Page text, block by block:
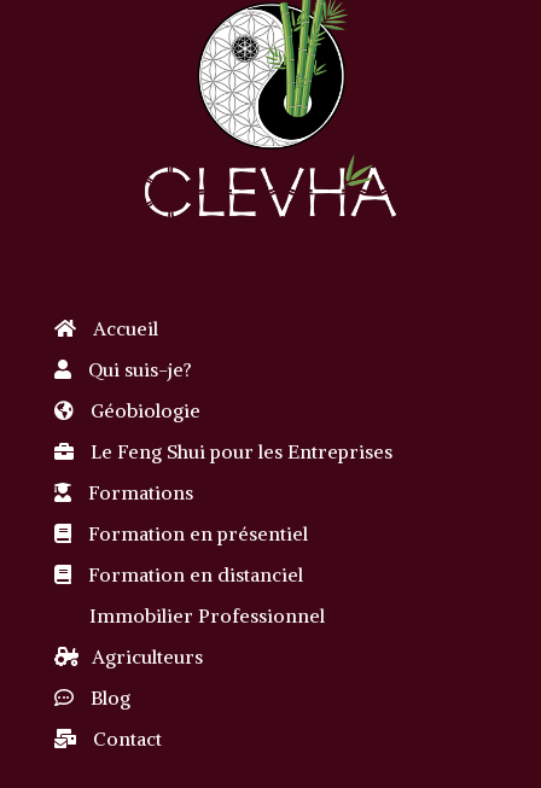
Accueil
Qui suis-je?
Géobiologie
Le Feng Shui pour les Entreprises
Formations
Formation en présentiel
Formation en distanciel
Immobilier Professionnel
Agriculteurs
Blog
Contact